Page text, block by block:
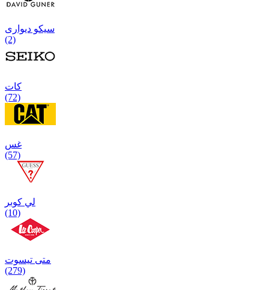
سیکو دیواری
(2)
كات
(72)
غس
(57)
لي كوبر
(10)
متی تیسوت
(279)